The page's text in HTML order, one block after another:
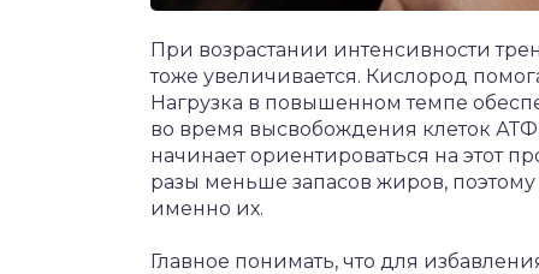
При возрастании интенсивности
тоже увеличивается. Кислород
Нагрузка в повышенном темпе
во время высвобождения клеток АТФ.
начинает ориентироваться на этот
разы меньше запасов жиров,
именно их.
Главное понимать, что для